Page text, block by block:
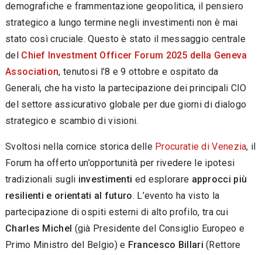
demografiche e frammentazione geopolitica, il pensiero
strategico a lungo termine negli investimenti non è mai
stato così cruciale. Questo è stato il messaggio centrale
del Chief Investment Officer Forum 2025 della Geneva
Association, tenutosi l’8 e 9 ottobre e ospitato da
Generali, che ha visto la partecipazione dei principali CIO
del settore assicurativo globale per due giorni di dialogo
strategico e scambio di visioni.
Svoltosi nella cornice storica delle Procuratie di Venezia, il
Forum ha offerto un’opportunità per rivedere le ipotesi
tradizionali sugli investimenti ed esplorare approcci più
resilienti e orientati al futuro. L’evento ha visto la
partecipazione di ospiti esterni di alto profilo, tra cui
Charles Michel (già Presidente del Consiglio Europeo e
Primo Ministro del Belgio) e Francesco Billari (Rettore